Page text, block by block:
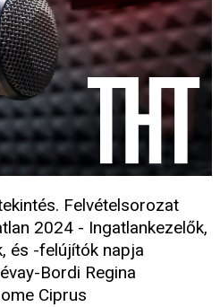
Felvételsorozat
2024 - Ingatlankezelők,
és -felújítók napja
Bordi Regina
Ciprus